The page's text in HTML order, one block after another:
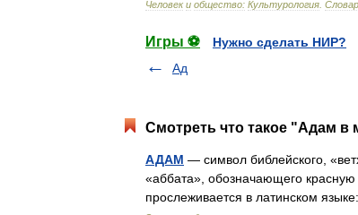
Человек и общество: Культурология
Игры ⚽
Нужно сделать НИР?
Ад
Смотреть что такое "Адам в
АДАМ — символ библейского,
«аббата», обозначающего
прослеживается в латинском